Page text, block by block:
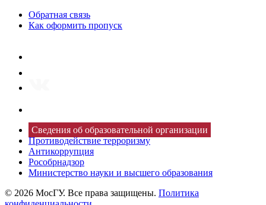
Обратная связь
Как оформить пропуск
Сведения об образовательной организации
Противодействие терроризму
Антикоррупция
Рособрнадзор
Министерство науки и высшего образования
© 2026 МосГУ. Все права защищены. Политика